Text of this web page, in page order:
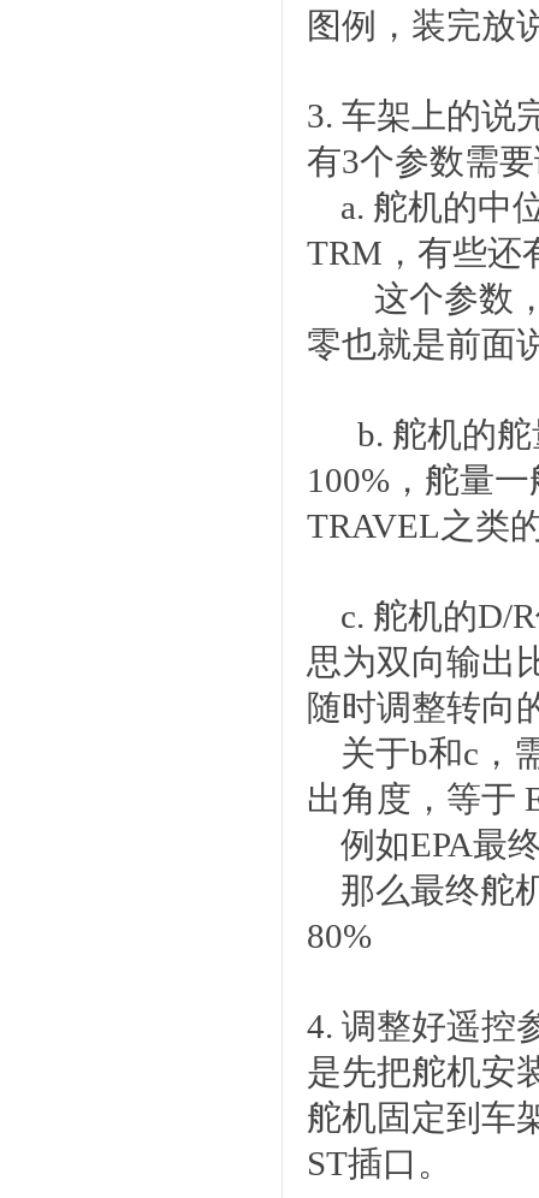
图例，装完放
3. 车架上的说
有3个参数需
a. 舵机的中
TRM，有些还
这个参数，
零也就是前面
b. 舵机的舵
100%，舵量
TRAVEL之类
c. 舵机的D/R
思为双向输出
随时调整转向
关于b和c，
出角度，等于
例如EPA最
那么最终舵
80%
4. 调整好遥控
是先把舵机安
舵机固定到车
ST插口。